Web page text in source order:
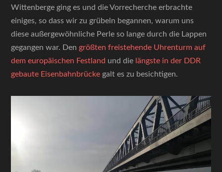
Wittenberge ging es und die Vorrecherche erbrachte
einiges, so dass wir zu grübeln begannen, warum uns
diese außergewöhnliche Perle so lange durch die Lappen
gegangen war. Dengrößten freistehende Uhrenturm auf
dem europäischen Festland und die längste in der DDR
gebaute Eisenbahnbrücke galt es zu besichtigen.